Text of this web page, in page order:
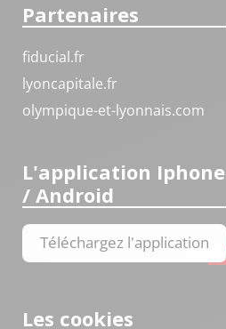
Partenaires
fiducial.fr
lyoncapitale.fr
olympique-et-lyonnais.com
L'application Iphone
/ Android
Téléchargez l'application
Les cookies